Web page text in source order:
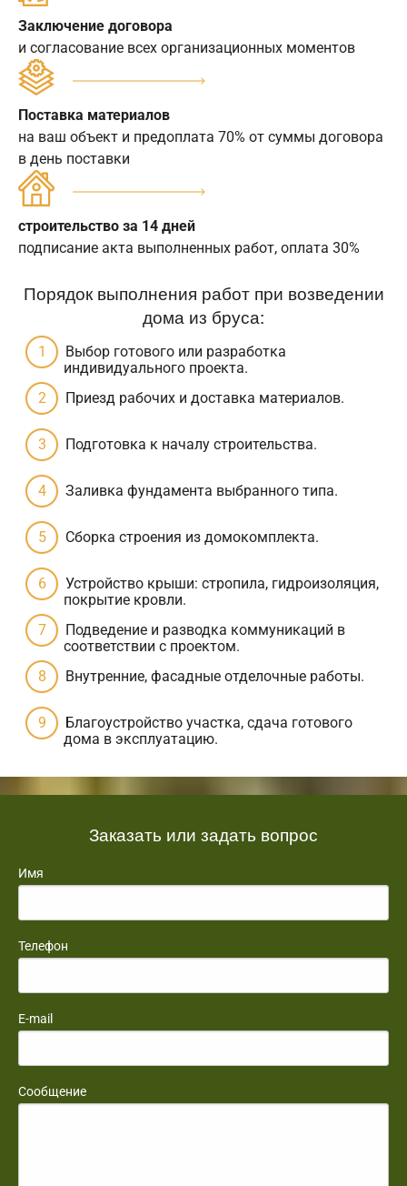
Заключение договора
и согласование всех организационных моментов
Поставка материалов
на ваш объект и предоплата 70% от суммы договора
в день поставки
строительство за 14 дней
подписание акта выполненных работ, оплата 30%
Порядок выполнения работ при возведении
дома из бруса:
Выбор готового или разработка
индивидуального проекта.
Приезд рабочих и доставка материалов.
Подготовка к началу строительства.
Заливка фундамента выбранного типа.
Сборка строения из домокомплекта.
Устройство крыши: стропила, гидроизоляция,
покрытие кровли.
Подведение и разводка коммуникаций в
соответствии с проектом.
Внутренние, фасадные отделочные работы.
Благоустройство участка, сдача готового
дома в эксплуатацию.
Заказать или задать вопрос
Имя
Телефон
E-mail
Сообщение